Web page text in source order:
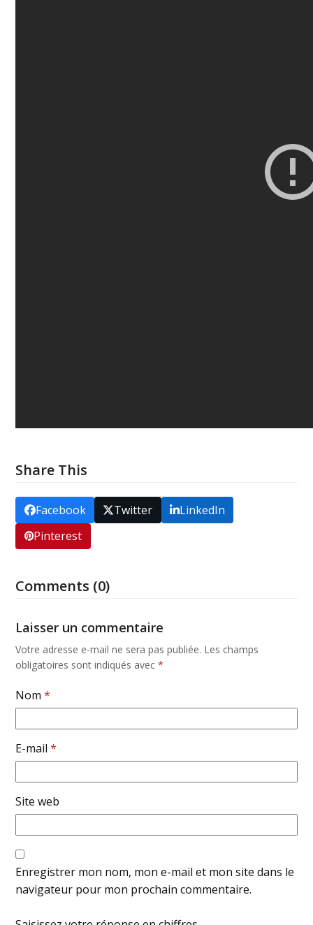
Share This
Facebook Twitter
LinkedIn
Pinterest
Comments (0)
Laisser un commentaire
Votre adresse e-mail ne sera pas publiée. Les champs
obligatoires sont indiqués avec*
Nom*
E-mail*
Site web
Enregistrer mon nom, mon e-mail et mon site dans le
navigateur pour mon prochain commentaire.